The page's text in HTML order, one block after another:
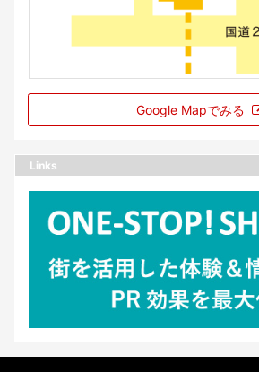
Google Mapでみる
Links